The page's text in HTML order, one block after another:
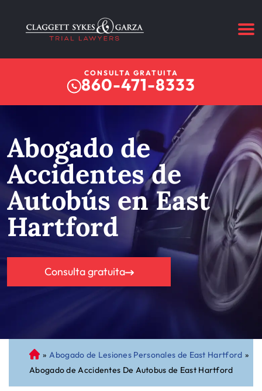
CONSULTA GRATUITA
860-471-8333
Abogado de
Accidentes de
Autobús en East
Hartford
Consulta gratuita
A
bo
ga
» Abogado de Lesiones Personales de East Hartford »
Abogado de Accidentes De Autobus de East Hartford